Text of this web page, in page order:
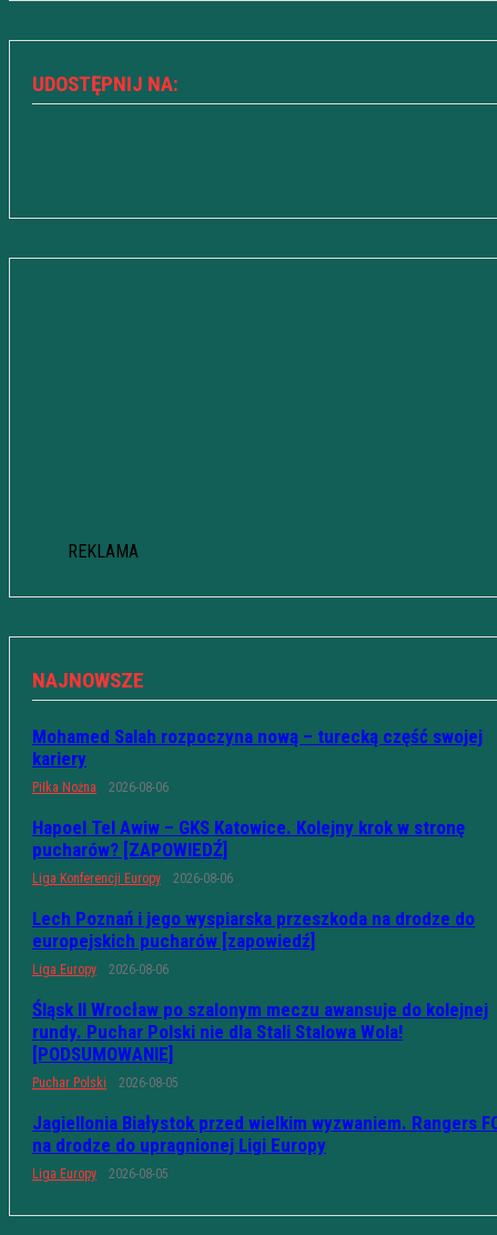
UDOSTĘPNIJ NA:
REKLAMA
NAJNOWSZE
Mohamed Salah rozpoczyna nową – turecką część swojej
kariery
Piłka Nożna 2026-08-06
Hapoel Tel Awiw – GKS Katowice. Kolejny krok w stronę
pucharów? [ZAPOWIEDŹ]
Liga Konferencji Europy 2026-08-06
Lech Poznań i jego wyspiarska przeszkoda na drodze do
europejskich pucharów [zapowiedź]
Liga Europy 2026-08-06
Śląsk II Wrocław po szalonym meczu awansuje do kolejnej
rundy. Puchar Polski nie dla Stali Stalowa Wola!
[PODSUMOWANIE]
Puchar Polski 2026-08-05
Jagiellonia Białystok przed wielkim wyzwaniem. Rangers
na drodze do upragnionej Ligi Europy
Liga Europy 2026-08-05